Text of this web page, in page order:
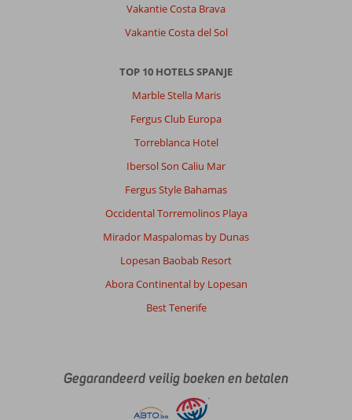
Vakantie Costa Brava
Vakantie Costa del Sol
TOP 10 HOTELS SPANJE
Marble Stella Maris
Fergus Club Europa
Torreblanca Hotel
Ibersol Son Caliu Mar
Fergus Style Bahamas
Occidental Torremolinos Playa
Mirador Maspalomas by Dunas
Lopesan Baobab Resort
Abora Continental by Lopesan
Best Tenerife
Gegarandeerd veilig boeken en betalen